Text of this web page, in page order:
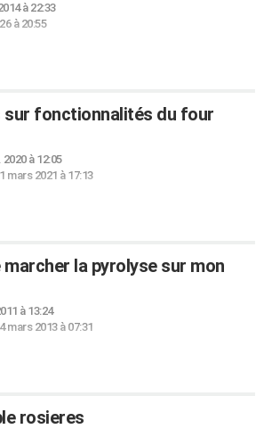
à 22:33
à 20:55
fonctionnalités du four
à 12:05
mars 2021 à 17:13
la pyrolyse sur mon
à 13:24
mars 2013 à 07:31
rosieres